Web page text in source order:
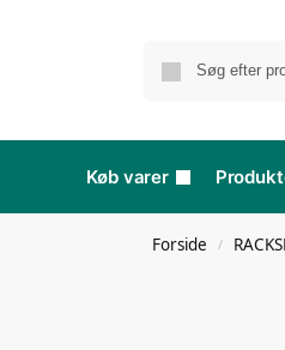
Køb varer
Forside /